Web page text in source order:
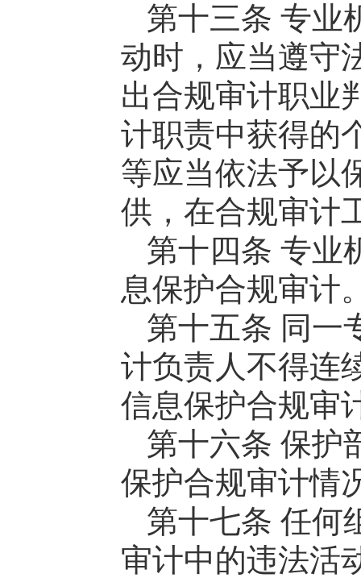
第十三条 专业
动时，应当遵守
出合规审计职业
计职责中获得的
等应当依法予以
供，在合规审计
第十四条 专业
息保护合规审计
第十五条 同一
计负责人不得连
信息保护合规审
第十六条 保护
保护合规审计情
第十七条 任何
审计中的违法活